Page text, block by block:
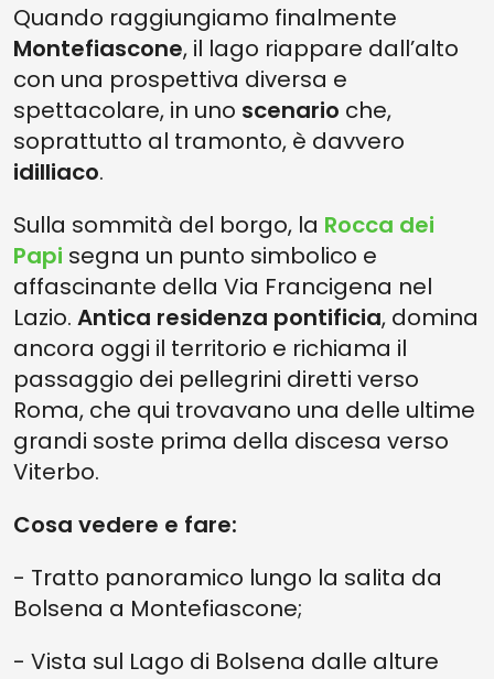
Quando raggiungiamo finalmente
Montefiascone, il lago riappare dall’alto
con una prospettiva diversa e
spettacolare, in uno scenario che,
soprattutto al tramonto, è davvero
idilliaco.
Sulla sommità del borgo, la Rocca dei
Papi segna un punto simbolico e
affascinante della Via Francigena nel
Lazio. Antica residenza pontificia, domina
ancora oggi il territorio e richiama il
passaggio dei pellegrini diretti verso
Roma, che qui trovavano una delle ultime
grandi soste prima della discesa verso
Viterbo.
Cosa vedere e fare:
- Tratto panoramico lungo la salita da
Bolsena a Montefiascone;
- Vista sul Lago di Bolsena dalle alture